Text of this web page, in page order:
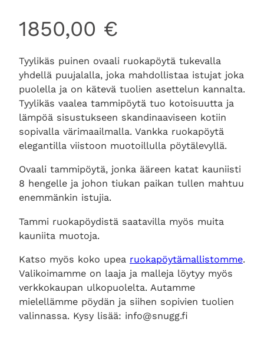
1850,00 €
Tyylikäs puinen ovaali ruokapöytä tukevalla
yhdellä puujalalla, joka mahdollistaa istujat joka
puolella ja on kätevä tuolien asettelun kannalta.
Tyylikäs vaalea tammipöytä tuo kotoisuutta ja
lämpöä sisustukseen skandinaaviseen kotiin
sopivalla värimaailmalla. Vankka ruokapöytä
elegantilla viistoon muotoillulla pöytälevyllä.
Ovaali tammipöytä, jonka ääreen katat kauniisti
8 hengelle ja johon tiukan paikan tullen mahtuu
enemmänkin istujia.
Tammi ruokapöydistä saatavilla myös muita
kauniita muotoja.
Katso myös koko upea ruokapöytämallistomme.
Valikoimamme on laaja ja malleja löytyy myös
verkkokaupan ulkopuolelta. Autamme
mielellämme pöydän ja siihen sopivien tuolien
valinnassa. Kysy lisää: info@snugg.fi